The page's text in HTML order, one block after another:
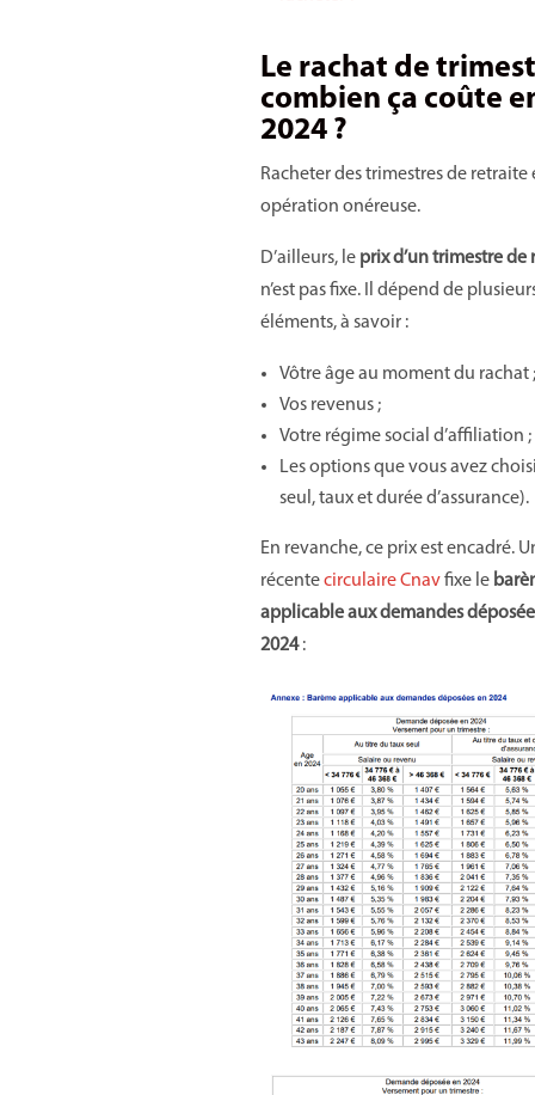
Le rachat de
combien ça coûte
2024 ?
Racheter des trimestres de retraite
opération onéreuse.
D’ailleurs, le prix d’un trimestre de
n’est pas fixe. Il dépend de
éléments, à savoir :
Vôtre âge au moment du rachat ;
Vos revenus ;
Votre régime social d’affiliation ;
Les options que vous avez
seul, taux et durée d’assurance).
En revanche, ce prix est encadré.
récentecirculaire Cnavfixe le
applicable aux demandes
2024: